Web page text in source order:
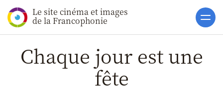
Le site cinéma et images
de la Francophonie Accueil
Actualités
Soutiens
Chaque jour est une
fête